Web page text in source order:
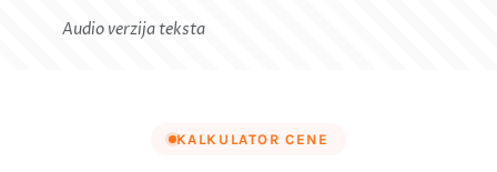
Audio verzija teksta
KALKULATOR CENE